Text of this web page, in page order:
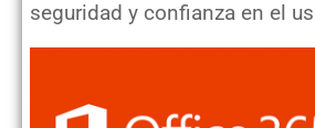
seguridad y confianza en el